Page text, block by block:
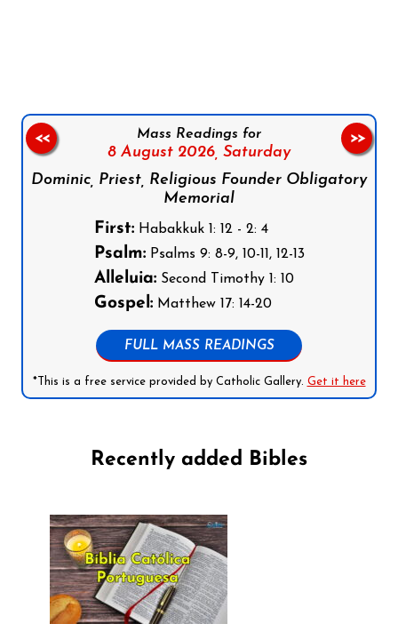
Mass Readings for
8 August 2026, Saturday
Dominic, Priest, Religious Founder Obligatory
Memorial
First:Habakkuk 1: 12 - 2: 4
Psalm:Psalms 9: 8-9, 10-11, 12-13
Alleluia:Second Timothy 1: 10
Gospel:Matthew 17: 14-20
FULL MASS READINGS
*This is a free service provided by Catholic Gallery. Get it here
<< >>
Recently added Bibles